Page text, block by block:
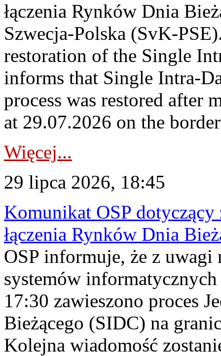
łączenia Rynków Dnia
Szwecja-Polska (SvK-
restoration of the Single
informs that Single Intra-
process was restored after
at 29.07.2026 on the
Więcej...
29 lipca 2026, 18:45
Komunikat OSP dotyczący
łączenia Rynków Dnia
OSP informuje, że z uwagi
systemów
17:30 zawieszono proces
Bieżącego (SIDC) na
Kolejna wiadomość